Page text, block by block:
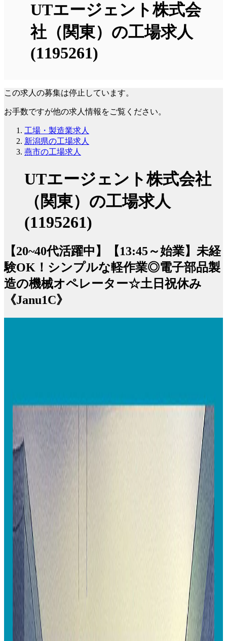
UTエージェント株式会
社（関東）の工場求人
(1195261)
この求人の募集は停止しています。
お手数ですが他の求人情報をご覧ください。
工場・製造業求人
新潟県の工場求人
燕市の工場求人
UTエージェント株式会社
（関東）の工場求人
(1195261)
【20~40代活躍中】【13:45～始業】未経
験OK！シンプルな軽作業◎電子部品製
造の機械オペレーター☆土日祝休み
《Janu1C》